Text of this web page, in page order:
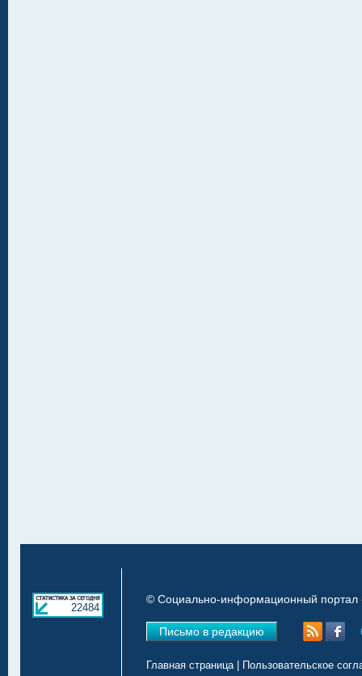
22484
© Социально-информационный портал
Письмо в редакцию
Главная страница| Пользовательское